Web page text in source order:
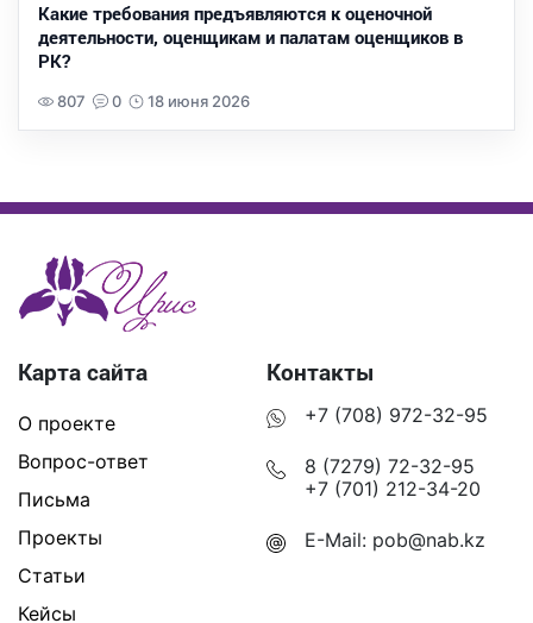
Какие требования предъявляются к оценочной
деятельности, оценщикам и палатам оценщиков в
РК?
807 0 18 июня 2026
Карта сайта
О проекте
Вопрос-ответ
Письма
Проекты
Статьи
Кейсы
Контакты
+7 (708) 972-32-95
8 (7279) 72-32-95
+7 (701) 212-34-20
E-Mail: pob@nab.kz